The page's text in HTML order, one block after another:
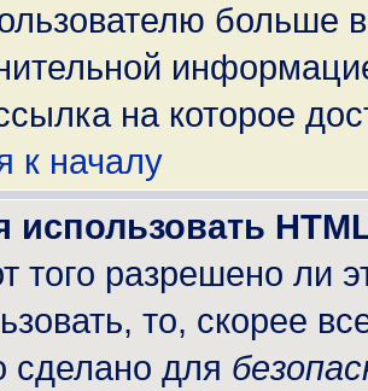
больше
на которое
к началу
использовать
того разрешено ли
то, скорее
сделано для